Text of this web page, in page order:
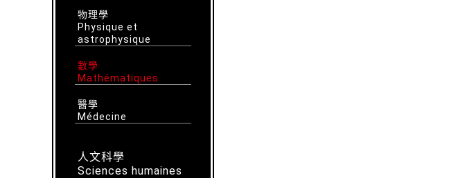
物理學
Physique et
astrophysique
數學
Mathématiques
醫學
Médecine
人文科學
Sciences humaines